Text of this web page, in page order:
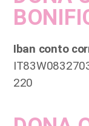
Iban conto
220